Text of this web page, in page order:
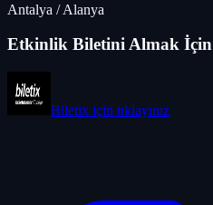
Antalya /Alanya
Etkinlik Biletini Almak İçin
Biletix için tıklayınız